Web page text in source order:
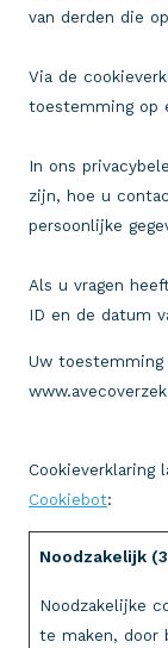
van derden die
Via de
toestemming op
In ons
zijn, hoe u
persoonlijke
Als u vragen
ID en de datum
Uw toestemming
Cookiebot:
Noodzakelijk
Noodzakelijke
te maken, door